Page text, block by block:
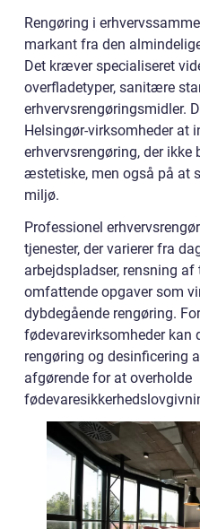
Rengøring i
markant fra den
Det kræver specialiseret
overfladetyper, sanitære
erhvervsrengøringsmidler.
Helsingør-virksomheder at
erhvervsrengøring, der ikke
æstetiske, men også på at
miljø.
Professionel
tjenester, der varierer fra
arbejdspladser, rensning
omfattende opgaver som
dybdegående rengøring.
fødevarevirksomheder kan
rengøring og desinficering
afgørende for at overholde